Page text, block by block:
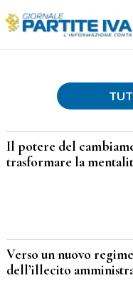
Il potere del
trasformare la
Verso un nuovo
dell’illecito